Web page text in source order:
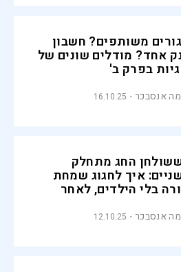
משותפים? חשבון
אחד? מודלים שונים של
בפרק ב'
אנסבכר 16.10.25
החג מתחלק
איך לחגוג שמחת
בלי הילדים, לאחר
אנסבכר 12.10.25